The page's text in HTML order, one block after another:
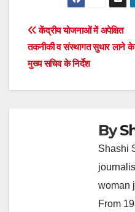
Post
navigation
केंद्रीय योजनाओं में अपेक्षित
तकनीकी व संस्थागत सुधार लाने के
मुख्य सचिव के निर्देश
By
Shashi
woman
From